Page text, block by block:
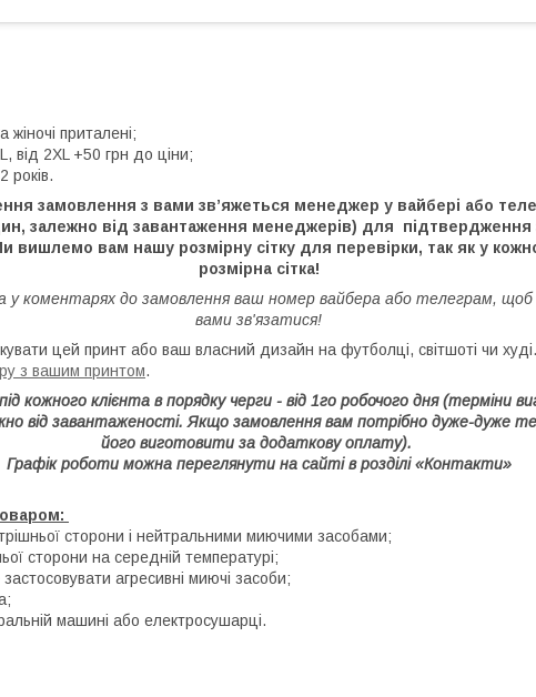
жіночі приталені;
від 2XL +50 грн до ціни;
років.
замовлення з вами зв’яжеться менеджер у вайбері або
залежно від завантаження менеджерів) для підтвердження
вишлемо вам нашу розмірну сітку для перевірки, так як у
розмірна сітка!
у коментарях до замовлення ваш номер вайбера або телеграм,
вами зв'язатися!
цей принт або ваш власний дизайн на футболці, світшоті чи
з вашим принтом.
кожного клієнта в порядку черги - від 1го робочого дня (терміни
від завантаженості. Якщо замовлення вам потрібно дуже-дуже
його виготовити за додаткову оплату).
Графік роботи можна переглянути на сайті в розділі «Контакти»
сторони і нейтральними миючими засобами;
сторони на середній температурі;
агресивні миючі засоби;
машині або електросушарці.